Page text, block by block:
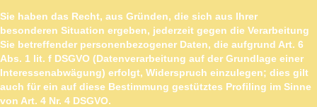
Sie haben das Recht, aus Gründen, die sich aus Ihrer
besonderen Situation ergeben, jederzeit gegen die Verarbeitung
Sie betreffender personenbezogener Daten, die aufgrund Art. 6
Abs. 1 lit. f DSGVO (Datenverarbeitung auf der Grundlage einer
Interessenabwägung) erfolgt, Widerspruch einzulegen; dies gilt
auch für ein auf diese Bestimmung gestütztes Profiling im Sinne
von Art. 4 Nr. 4 DSGVO.